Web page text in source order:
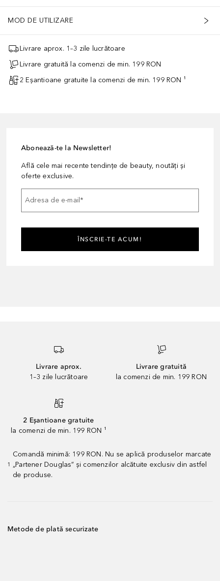
MOD DE UTILIZARE
Livrare aprox. 1–3 zile lucrătoare
Livrare gratuită la comenzi de min. 199 RON
2 Eșantioane gratuite la comenzi de min. 199 RON ¹
Abonează-te la Newsletter!
Află cele mai recente tendințe de beauty, noutăți și
oferte exclusive.
Adresa de e-mail*
ÎNSCRIE-TE ACUM!
Livrare aprox.
1–3 zile lucrătoare
Livrare gratuită
la comenzi de min. 199 RON
2 Eșantioane gratuite
la comenzi de min. 199 RON ¹
1
Comandă minimă: 199 RON. Nu se aplică produselor marcate
„Partener Douglas” și comenzilor alcătuite exclusiv din astfel
de produse.
Metode de plată securizate